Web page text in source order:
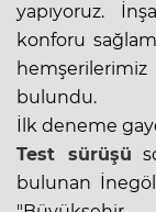
yapıyoruz.
konforu
bulundu.
İlk deneme
Test sürüşü
bulunan